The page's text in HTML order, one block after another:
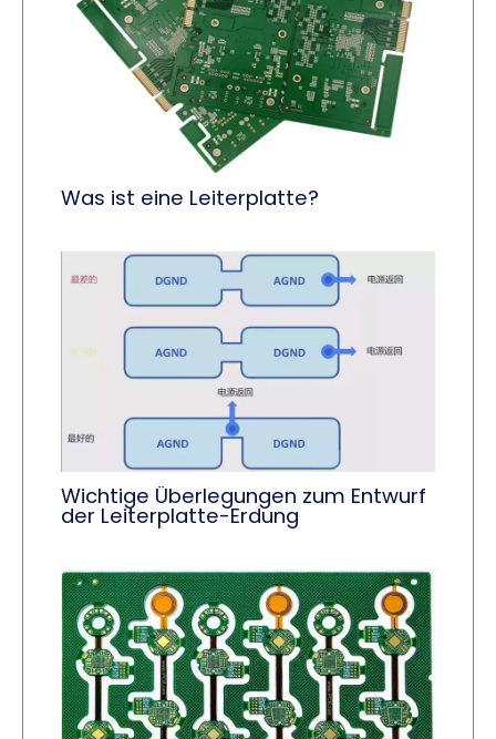
Was ist eine Leiterplatte?
Wichtige Überlegungen zum Entwurf
der Leiterplatte-Erdung